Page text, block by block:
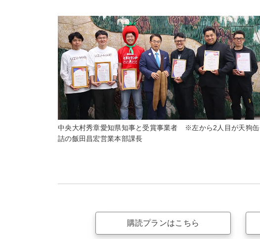
中央大村秀章愛知県知事と受賞事業者 ※左から2人目が天狗缶
詰の飯田昌宏営業本部課長
購読プランはこちら